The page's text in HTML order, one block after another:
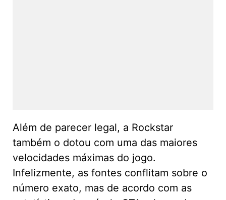
Além de parecer legal, a Rockstar
também o dotou com uma das maiores
velocidades máximas do jogo.
Infelizmente, as fontes conflitam sobre o
número exato, mas de acordo com as